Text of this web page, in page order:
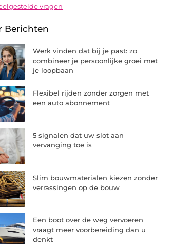
vragen
Berichten
Werk vinden dat bij je past: zo
combineer je persoonlijke groei met
je loopbaan
Flexibel rijden zonder zorgen met
een auto abonnement
5 signalen dat uw slot aan
vervanging toe is
Slim bouwmaterialen kiezen zonder
verrassingen op de bouw
Een boot over de weg vervoeren
vraagt meer voorbereiding dan u
denkt